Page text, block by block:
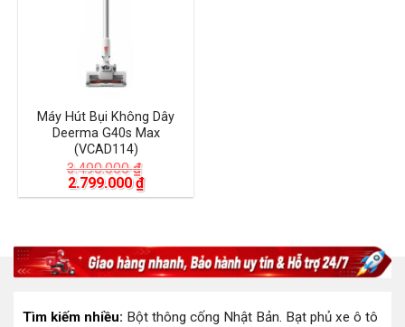
Máy Hút Bụi Không Dây
Deerma G40s Max
(VCAD114)
3.490.000₫
Giá
gốc
2.799.000₫Giá
hiện
Tìm kiếm nhiều: Bột thông cống Nhật Bản. Bạt phủ xe ô tô